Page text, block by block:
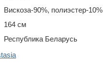
Вискоза-90%, полиэстер-10%
164 см
Республика Беларусь